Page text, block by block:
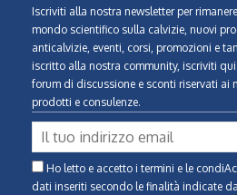
Iscriviti alla nostra newsletter per
mondo scientifico sulla calvizie, nuovi
anticalvizie, eventi, corsi, promozioni e
iscritto alla nostra community, iscriviti
forum di discussione e sconti riservati ai
prodotti e consulenze.
Ho letto e accetto i termini e le
dati inseriti secondo le finalità indicate